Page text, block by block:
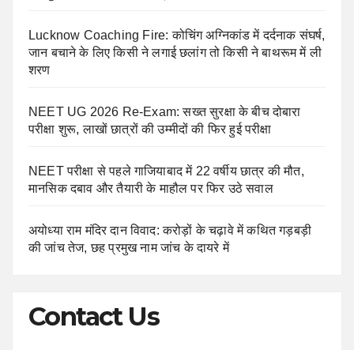
Lucknow Coaching Fire: कोचिंग अग्निकांड में दर्दनाक संघर्ष,
जान बचाने के लिए किसी ने लगाई छलांग तो किसी ने बाथरूम में ली
शरण
NEET UG 2026 Re-Exam: सख्त सुरक्षा के बीच दोबारा
परीक्षा शुरू, लाखों छात्रों की उम्मीदों की फिर हुई परीक्षा
NEET परीक्षा से पहले गाजियाबाद में 22 वर्षीय छात्र की मौत,
मानसिक दबाव और तैयारी के माहौल पर फिर उठे सवाल
अयोध्या राम मंदिर दान विवाद: करोड़ों के चढ़ावे में कथित गड़बड़ी
की जांच तेज, छह प्रमुख नाम जांच के दायरे में
Contact Us